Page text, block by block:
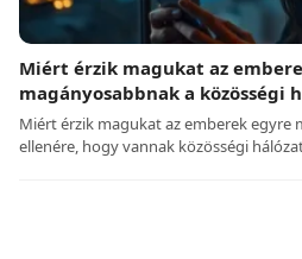
Miért érzik magukat az
magányosabbnak a közösségi
Miért érzik magukat az emberek egyre
ellenére, hogy vannak közösségi